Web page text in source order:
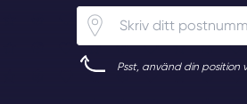
Psst, använd din position